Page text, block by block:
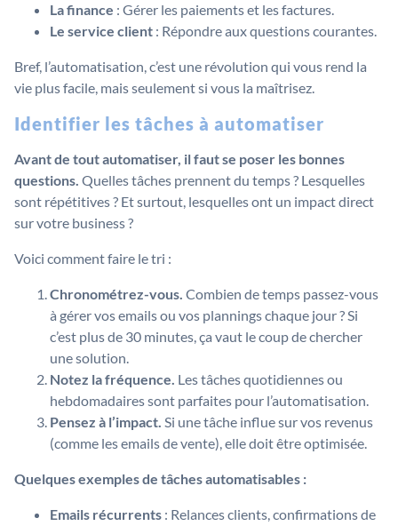
La finance : Gérer les paiements et les factures.
Le service client : Répondre aux questions courantes.
Bref, l’automatisation, c’est une révolution qui vous rend la
vie plus facile, mais seulement si vous la maîtrisez.
Identifier les tâches à automatiser
Avant de tout automatiser, il faut se poser les bonnes
questions. Quelles tâches prennent du temps ? Lesquelles
sont répétitives ? Et surtout, lesquelles ont un impact direct
sur votre business ?
Voici comment faire le tri :
Chronométrez-vous. Combien de temps passez-vous
à gérer vos emails ou vos plannings chaque jour ? Si
c’est plus de 30 minutes, ça vaut le coup de chercher
une solution.
Notez la fréquence. Les tâches quotidiennes ou
hebdomadaires sont parfaites pour l’automatisation.
Pensez à l’impact. Si une tâche influe sur vos revenus
(comme les emails de vente), elle doit être optimisée.
Quelques exemples de tâches automatisables :
Emails récurrents : Relances clients, confirmations de